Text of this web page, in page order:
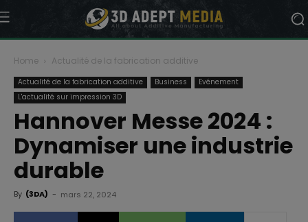
Home Actualité de la fabrication additive
Actualité de la fabrication additive Business
Evénement
L'actualité sur impression 3D
Hannover Messe 2024 :
Dynamiser une industrie
durable
By (3DA) - mars 22, 2024